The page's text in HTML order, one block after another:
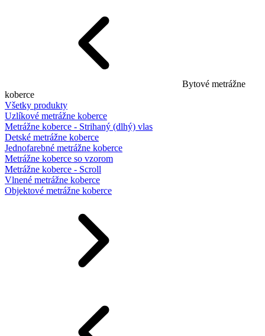
Bytové metrážne
koberce
Všetky produkty
Uzlíkové metrážne koberce
Metrážne koberce - Strihaný (dlhý) vlas
Detské metrážne koberce
Jednofarebné metrážne koberce
Metrážne koberce so vzorom
Metrážne koberce - Scroll
Vlnené metrážne koberce
Objektové metrážne koberce